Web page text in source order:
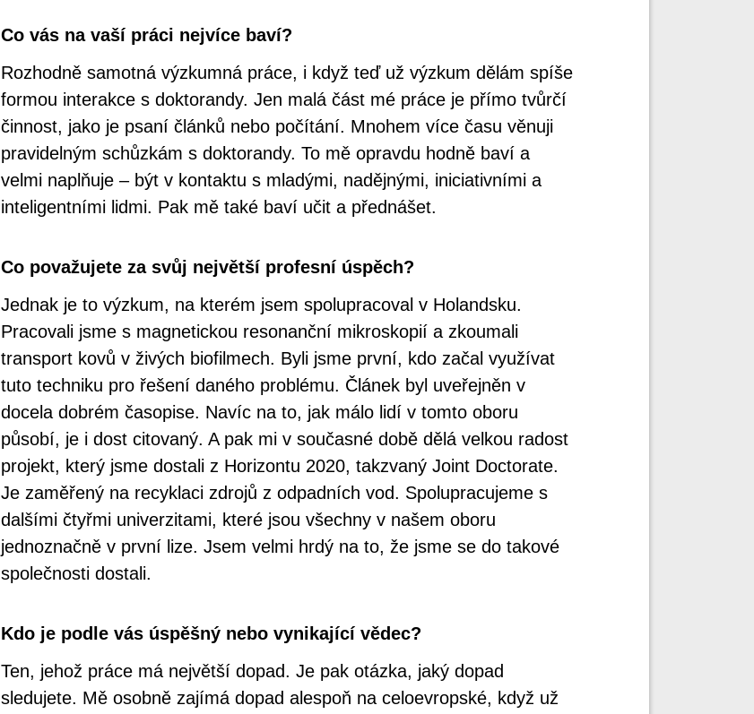
Co vás na vaší práci nejvíce baví?
Rozhodně samotná výzkumná práce, i když teď už výzkum dělám spíše
formou interakce s doktorandy. Jen malá část mé práce je přímo tvůrčí
činnost, jako je psaní článků nebo počítání. Mnohem více času věnuji
pravidelným schůzkám s doktorandy. To mě opravdu hodně baví a
velmi naplňuje – být v kontaktu s mladými, nadějnými, iniciativními a
inteligentními lidmi. Pak mě také baví učit a přednášet.
Co považujete za svůj největší profesní úspěch?
Jednak je to výzkum, na kterém jsem spolupracoval v Holandsku.
Pracovali jsme s magnetickou resonanční mikroskopií a zkoumali
transport kovů v živých biofilmech. Byli jsme první, kdo začal využívat
tuto techniku pro řešení daného problému. Článek byl uveřejněn v
docela dobrém časopise. Navíc na to, jak málo lidí v tomto oboru
působí, je i dost citovaný. A pak mi v současné době dělá velkou radost
projekt, který jsme dostali z Horizontu 2020, takzvaný Joint Doctorate.
Je zaměřený na recyklaci zdrojů z odpadních vod. Spolupracujeme s
dalšími čtyřmi univerzitami, které jsou všechny v našem oboru
jednoznačně v první lize. Jsem velmi hrdý na to, že jsme se do takové
společnosti dostali.
Kdo je podle vás úspěšný nebo vynikající vědec?
Ten, jehož práce má největší dopad. Je pak otázka, jaký dopad
sledujete. Mě osobně zajímá dopad alespoň na celoevropské, když už